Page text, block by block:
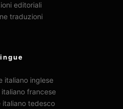
editoriali
traduzioni
italiano inglese
francese
italiano tedesco